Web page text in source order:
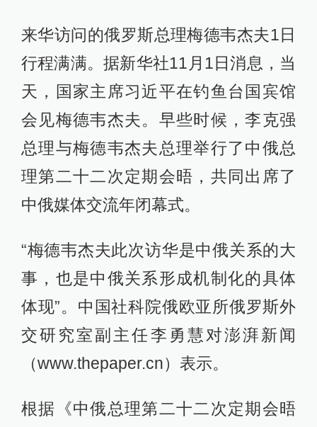
来华访问的俄罗斯总理梅德韦杰夫1日
行程满满。据新华社11月1日消息，当
天，国家主席习近平在钓鱼台国宾馆
会见梅德韦杰夫。早些时候，李克强
总理与梅德韦杰夫总理举行了中俄总
理第二十二次定期会晤，共同出席了
中俄媒体交流年闭幕式。
“梅德韦杰夫此次访华是中俄关系的大
事，也是中俄关系形成机制化的具体
体现”。中国社科院俄欧亚所俄罗斯外
交研究室副主任李勇慧对澎湃新闻
（www.thepaper.cn）表示。
根据《中俄总理第二十二次定期会晤